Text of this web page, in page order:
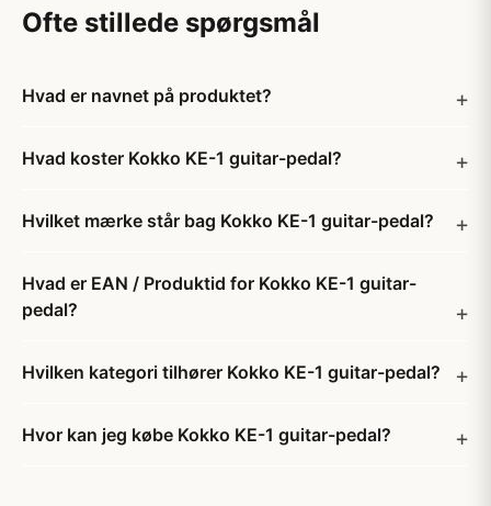
Ofte stillede spørgsmål
Hvad er navnet på produktet?
Hvad koster Kokko KE-1 guitar-pedal?
Hvilket mærke står bag Kokko KE-1 guitar-pedal?
Hvad er EAN / Produktid for Kokko KE-1 guitar-
pedal?
Hvilken kategori tilhører Kokko KE-1 guitar-pedal?
Hvor kan jeg købe Kokko KE-1 guitar-pedal?